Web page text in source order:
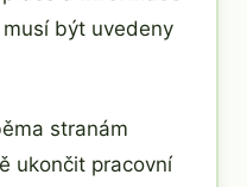
musí být uvedeny
stranám
ukončit pracovní